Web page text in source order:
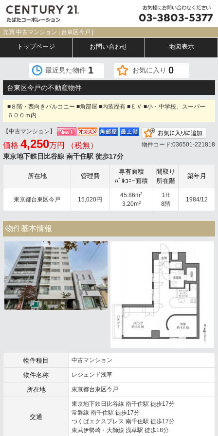
売買 中古マンション | 台東区今戸 |
トップページ お問い合わせ 地図表示
最近見た物件 1 お気に入り 0
台東区今戸の不動産物件
■８階・西向きバルコニー ■角部屋 ■内装歴有 ■ＥＶ ■小・中学校、スーパー
６００ｍ内
【中古マンション】
価格 4,250万円 （税無）
東京地下鉄日比谷線 南千住駅 徒歩17分
物件コード:036501-221818
所在地 管理費
専有面積
ﾊﾞﾙｺﾆｰ面積
間取り
所在階
築年月
東京都台東区今戸 15,020円
45.86m2
3.20m2
1R
8階
1984/12
物件基本情報
物件種目 中古マンション
物件名称 レジェンド浅草
所在地 東京都台東区今戸
交通
東京地下鉄日比谷線 南千住駅 徒歩17分
常磐線 南千住駅 徒歩17分
つくばエクスプレス 南千住駅 徒歩17分
東武伊勢崎・大師線 浅草駅 徒歩18分